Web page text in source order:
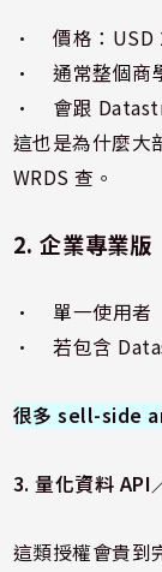
• 價格：USD
• 通常整個商
• 會跟
這也是為什麼大
WRDS 查。
2. 企業專業版
• 單一使用者
• 若包含
很多 sell-side
3. 量化資料
這類授權會貴